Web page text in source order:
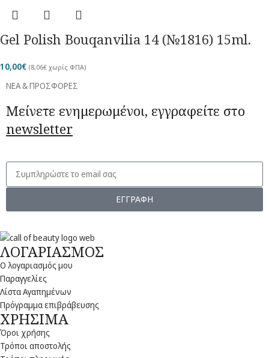
Gel Polish Bouqanvilia 14 (№1816) 15ml.
10,00€ (8,06€ χωρίς ΦΠΑ)
ΝΕΑ & ΠΡΟΣΦΟΡΕΣ
Μείνετε ενημερωμένοι, εγγραφείτε στο
newsletter
ΕΓΓΡΑΦΗ
ΛΟΓΑΡΙΑΣΜΟΣ
Ο λογαριασμός μου
Παραγγελίες
Λίστα Αγαπημένων
Πρόγραμμα επιβράβευσης
ΧΡΗΣΙΜΑ
Όροι χρήσης
Τρόποι αποστολής